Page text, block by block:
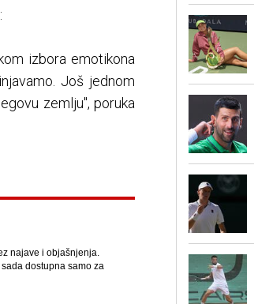
izbora emotikona
Još jednom
zemlju", poruka
najave i objašnjenja.
dostupna samo za